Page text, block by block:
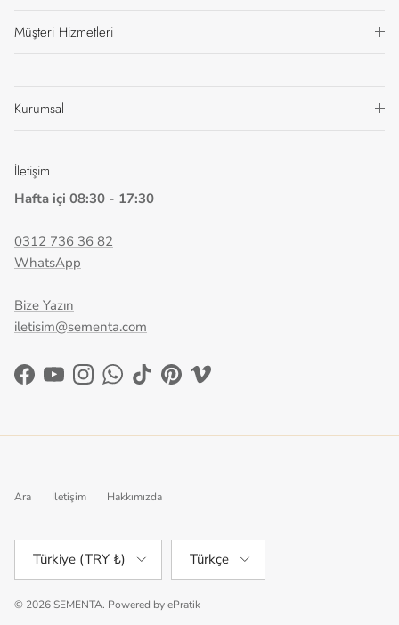
Müşteri Hizmetleri
Kurumsal
İletişim
Hafta içi 08:30 - 17:30
0312 736 36 82
WhatsApp
Bize Yazın
iletisim@sementa.com
Facebook
YouTubeInstagramWhatsApp
TikTokPinterestVimeo
Ara İletişim Hakkımızda
Türkiye (TRY ₺) Türkçe
© 2026SEMENTA. Powered byePratik